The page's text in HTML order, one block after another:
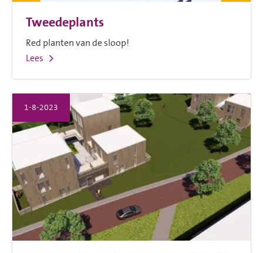
Tweedeplants
Red planten van de sloop!
Lees
1-8-2023